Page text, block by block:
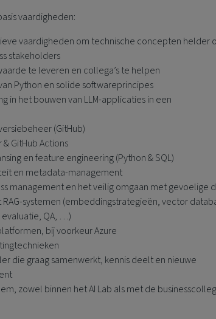
vaardigheden:
vaardigheden om technische concepten helder
stakeholders
te leveren en collega’s te helpen
Python en solide softwareprincipes
in het bouwen van LLM‑applicaties in een
(GitHub)
GitHub Actions
en feature engineering (Python & SQL)
en metadata‑management
management en het veilig omgaan met gevoelige
(embeddingstrategieën, vector
QA, …)
bij voorkeur Azure
die graag samenwerkt, kennis deelt en nieuwe
zowel binnen het AI Lab als met de